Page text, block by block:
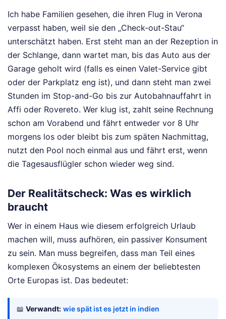
Ich habe Familien gesehen, die ihren Flug in Verona
verpasst haben, weil sie den „Check-out-Stau“
unterschätzt haben. Erst steht man an der Rezeption in
der Schlange, dann wartet man, bis das Auto aus der
Garage geholt wird (falls es einen Valet-Service gibt
oder der Parkplatz eng ist), und dann steht man zwei
Stunden im Stop-and-Go bis zur Autobahnauffahrt in
Affi oder Rovereto. Wer klug ist, zahlt seine Rechnung
schon am Vorabend und fährt entweder vor 8 Uhr
morgens los oder bleibt bis zum späten Nachmittag,
nutzt den Pool noch einmal aus und fährt erst, wenn
die Tagesausflügler schon wieder weg sind.
Der Realitätscheck: Was es wirklich
braucht
Wer in einem Haus wie diesem erfolgreich Urlaub
machen will, muss aufhören, ein passiver Konsument
zu sein. Man muss begreifen, dass man Teil eines
komplexen Ökosystems an einem der beliebtesten
Orte Europas ist. Das bedeutet:
📖 Verwandt: wie spät ist es jetzt in indien